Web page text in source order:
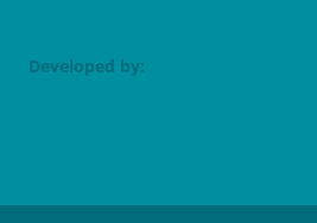
Developed by: